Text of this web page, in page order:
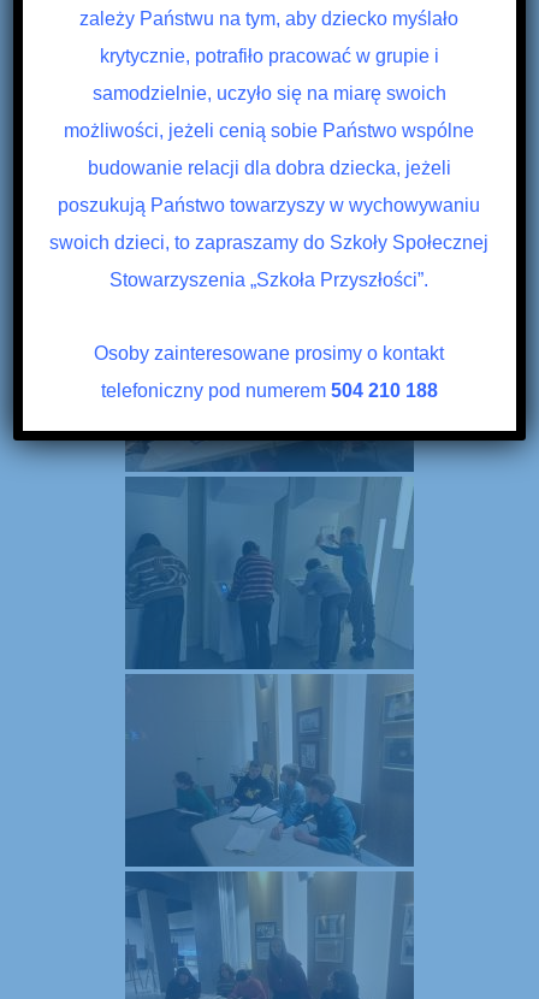
zależy Państwu na tym, aby dziecko myślało
krytycznie, potrafiło pracować w grupie i
samodzielnie, uczyło się na miarę swoich
możliwości, jeżeli cenią sobie Państwo wspólne
budowanie relacji dla dobra dziecka, jeżeli
poszukują Państwo towarzyszy w wychowywaniu
swoich dzieci, to zapraszamy do Szkoły Społecznej
Stowarzyszenia „Szkoła Przyszłości”.
Osoby zainteresowane prosimy o kontakt
telefoniczny pod numerem 504 210 188